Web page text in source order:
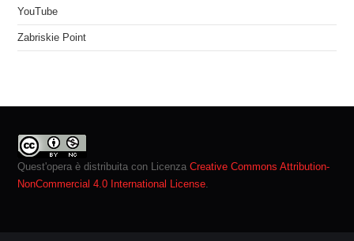
YouTube
Zabriskie Point
Quest'opera è distribuita con LicenzaCreative Commons Attribution-
NonCommercial 4.0 International License.